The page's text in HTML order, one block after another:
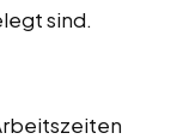
sind.